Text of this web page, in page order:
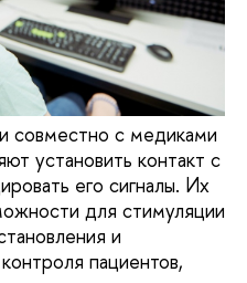
совместно с медиками
установить контакт с
его сигналы. Их
для стимуляции
и
пациентов,